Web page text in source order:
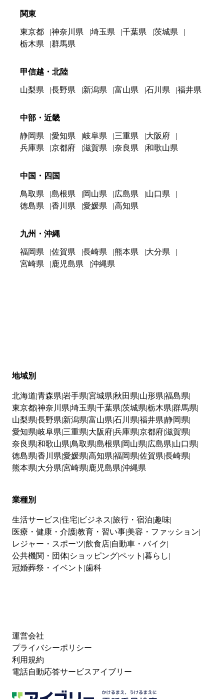
関東
東京都 神奈川県 埼玉県 千葉県
茨城県
栃木県
群馬県
甲信越・北陸
山梨県 長野県 新潟県 富山県 石川県 福井県
中部・近畿
静岡県 愛知県 岐阜県 三重県
大阪府
兵庫県
京都府 滋賀県 奈良県 和歌山県
中国・四国
鳥取県 島根県 岡山県 広島県
山口県
徳島県
香川県 愛媛県 高知県
九州・沖縄
福岡県 佐賀県 長崎県 熊本県
大分県
宮崎県
鹿児島県 沖縄県
地域別
北海道 青森県 岩手県 宮城県 秋田県 山形県 福島県
東京都神奈川県 埼玉県 千葉県 茨城県 栃木県 群馬県
山梨県 長野県 新潟県 富山県 石川県 福井県 静岡県
愛知県 岐阜県 三重県 大阪府兵庫県 京都府滋賀県
奈良県 和歌山県 鳥取県 島根県 岡山県 広島県 山口県
徳島県 香川県 愛媛県 高知県 福岡県 佐賀県 長崎県
熊本県 大分県 宮崎県 鹿児島県 沖縄県
業種別
生活サービス 住宅 ビジネス 旅行・宿泊 趣味
医療・健康・介護教育・習い事 美容・ファッション
レジャー・スポーツ 飲食店 自動車・バイク
公共機関・団体 ショッピングペット 暮らし
冠婚葬祭・イベント 歯科
運営会社
プライバシーポリシー
利用規約
電話自動応答サービスアイブリー